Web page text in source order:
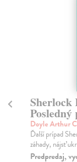
Vzdor
Fuks Julián|
Mladá
rokoch
z ...
Na sklade ?